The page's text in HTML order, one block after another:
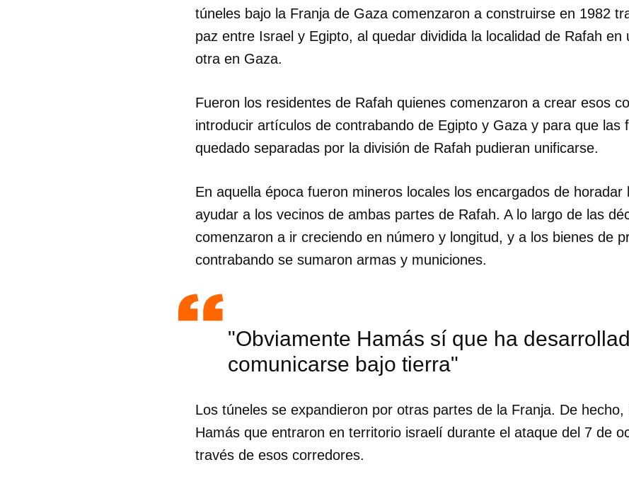
túneles bajo la Franja de Gaza comenzaron a construirse en 1982
paz entre Israel y Egipto, al quedar dividida la localidad de Rafah en
otra en Gaza.
Fueron los residentes de Rafah quienes comenzaron a crear esos
introducir artículos de contrabando de Egipto y Gaza y para que las
quedado separadas por la división de Rafah pudieran unificarse.
En aquella época fueron mineros locales los encargados de horadar
ayudar a los vecinos de ambas partes de Rafah. A lo largo de las
comenzaron a ir creciendo en número y longitud, y a los bienes de
contrabando se sumaron armas y municiones.
"Obviamente Hamás sí que ha
comunicarse bajo tierra"
Los túneles se expandieron por otras partes de la Franja. De hecho,
Hamás que entraron en territorio israelí durante el ataque del 7 de
través de esos corredores.